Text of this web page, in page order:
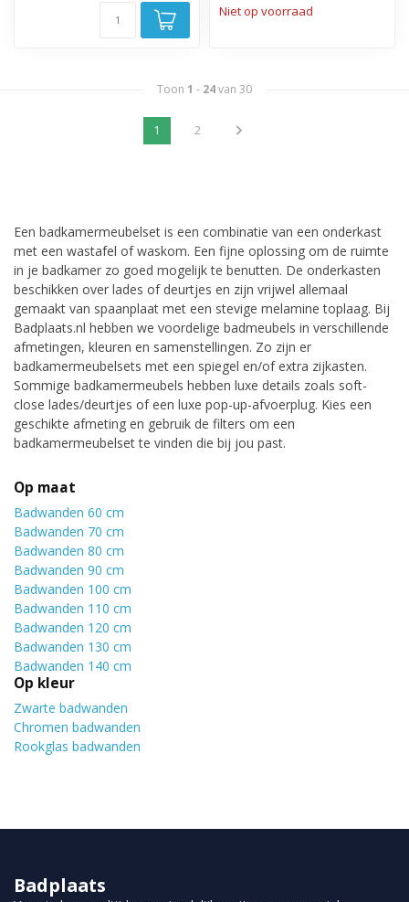
Niet op voorraad
Toon 1 - 24van 30
1 2
Een badkamermeubelset is een combinatie van een onderkast
met een wastafel of waskom. Een fijne oplossing om de ruimte
in je badkamer zo goed mogelijk te benutten. De onderkasten
beschikken over lades of deurtjes en zijn vrijwel allemaal
gemaakt van spaanplaat met een stevige melamine toplaag. Bij
Badplaats.nl hebben we voordelige badmeubels in verschillende
afmetingen, kleuren en samenstellingen. Zo zijn er
badkamermeubelsets met een spiegel en/of extra zijkasten.
Sommige badkamermeubels hebben luxe details zoals soft-
close lades/deurtjes of een luxe pop-up-afvoerplug. Kies een
geschikte afmeting en gebruik de filters om een
badkamermeubelset te vinden die bij jou past.
Op maat
Badwanden 60 cm
Badwanden 70 cm
Badwanden 80 cm
Badwanden 90 cm
Badwanden 100 cm
Badwanden 110 cm
Badwanden 120 cm
Badwanden 130 cm
Badwanden 140 cm
Op kleur
Zwarte badwanden
Chromen badwanden
Rookglas badwanden
Badplaats